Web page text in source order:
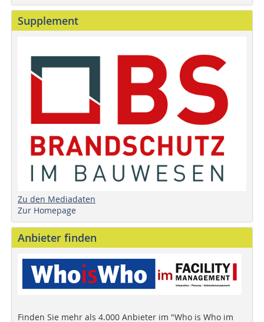
Supplement
Zu den Mediadaten
Zur Homepage
Anbieter finden
Finden Sie mehr als 4.000 Anbieter im "Who is Who im